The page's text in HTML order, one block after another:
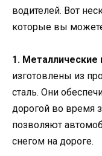
водителей. Вот
которые вы
1.
изготовлены из
сталь. Они
дорогой во время
позволяют
снегом на дороге.